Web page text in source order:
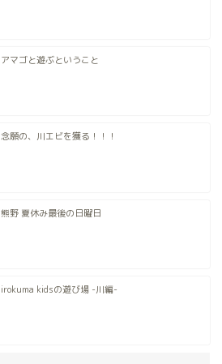
アマゴと遊ぶということ
念願の、川エビを獲る！！！
熊野 夏休み最後の日曜日
irokuma kidsの遊び場 -川編-